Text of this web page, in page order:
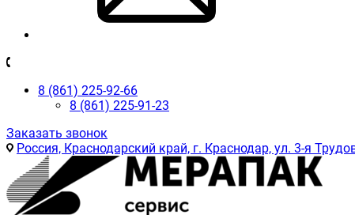
8 (861) 225-92-66
8 (861) 225-91-23
Заказать звонок
Россия, Краснодарский край, г. Краснодар, ул. 3-я